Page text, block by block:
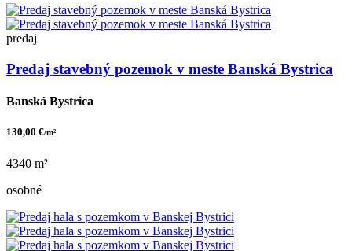
predaj
Predaj stavebný pozemok v meste Banská Bystrica
Banská Bystrica
130,00 €/m²
4340 m²
osobné